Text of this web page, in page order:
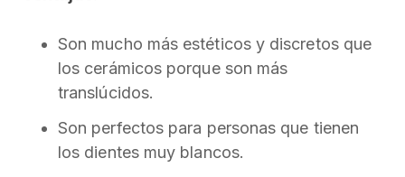
Son mucho más estéticos y discretos que
los cerámicos porque son más
translúcidos.
Son perfectos para personas que tienen
los dientes muy blancos.